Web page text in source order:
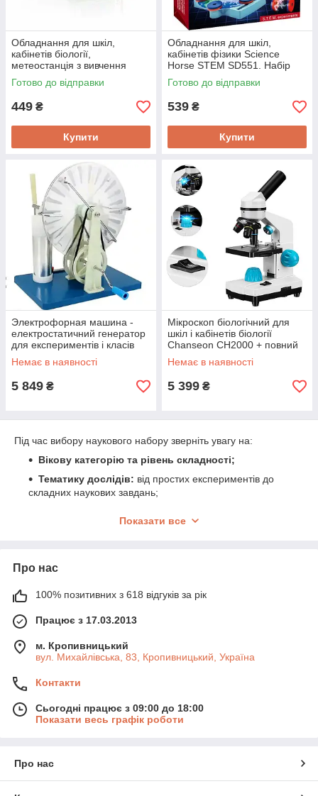
Обладнання для шкіл,
кабінетів біології,
метеостанція з вивчення
рослинної екології
XUEYOUMA STEM SD552
Готово до відправки
449 ₴
Купити
Обладнання для шкіл,
кабінетів фізики Science
Horse STEM SD551. Набір
для 12 експериментів із
магнітами
Готово до відправки
539 ₴
Купити
Электрофорная машина -
електростатичний генератор
для експериментів і класів
фізики KKMOON PEG-20
Немає в наявності
5 849 ₴
Мікроскоп біологічний для
шкіл і кабінетів біології
Chanseon CH2000 + повний
комплект аксесуарів
Немає в наявності
5 399 ₴
Під час вибору наукового набору зверніть увагу на:
Вікову категорію та рівень складності;
Тематику дослідів: від простих експериментів до
складних наукових завдань;
розвитку знань і навичок.
допомагають дитині відчути себе справжнім дослідником.
Показати все
Про нас
100% позитивних з 618 відгуків за рік
Працює з 17.03.2013
м. Кропивницький
вул. Михайлівська, 83, Кропивницький, Україна
Контакти
Сьогодні працює з 09:00 до 18:00
Показати весь графік роботи
Про нас